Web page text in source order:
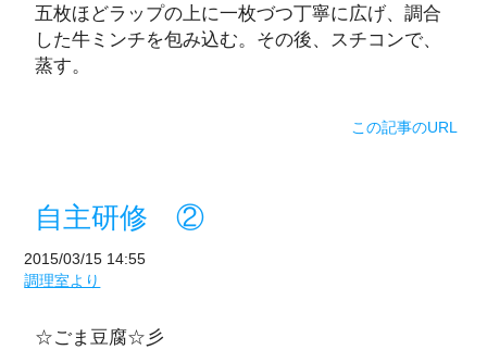
五枚ほどラップの上に一枚づつ丁寧に広げ、調合
した牛ミンチを包み込む。その後、スチコンで、
蒸す。
この記事のURL
自主研修 ②
2015/03/15 14:55
調理室より
☆ごま豆腐☆彡